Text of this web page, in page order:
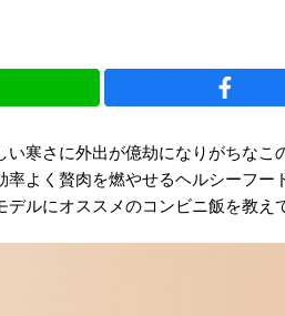
い寒さに外出が億劫になりがちな
率よく贅肉を燃やせるヘルシーフー
ルにオススメのコンビニ飯を教え